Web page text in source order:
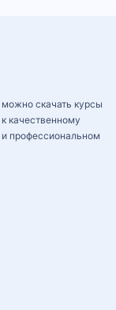
скачать курсы
качественному
профессиональном